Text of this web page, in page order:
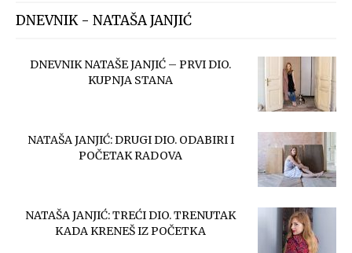
DNEVNIK - NATAŠA JANJIĆ
DNEVNIK NATAŠE JANJIĆ – PRVI DIO.
KUPNJA STANA
NATAŠA JANJIĆ: DRUGI DIO. ODABIRI I
POČETAK RADOVA
NATAŠA JANJIĆ: TREĆI DIO. TRENUTAK
KADA KRENEŠ IZ POČETKA